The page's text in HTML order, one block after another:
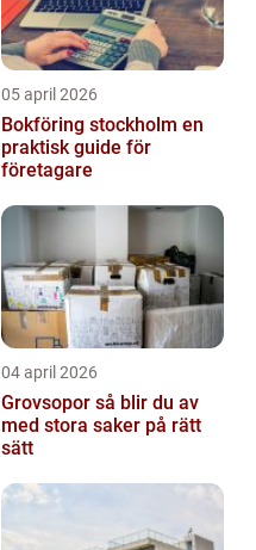
05 april 2026
Bokföring stockholm en
praktisk guide för
företagare
04 april 2026
Grovsopor så blir du av
med stora saker på rätt
sätt